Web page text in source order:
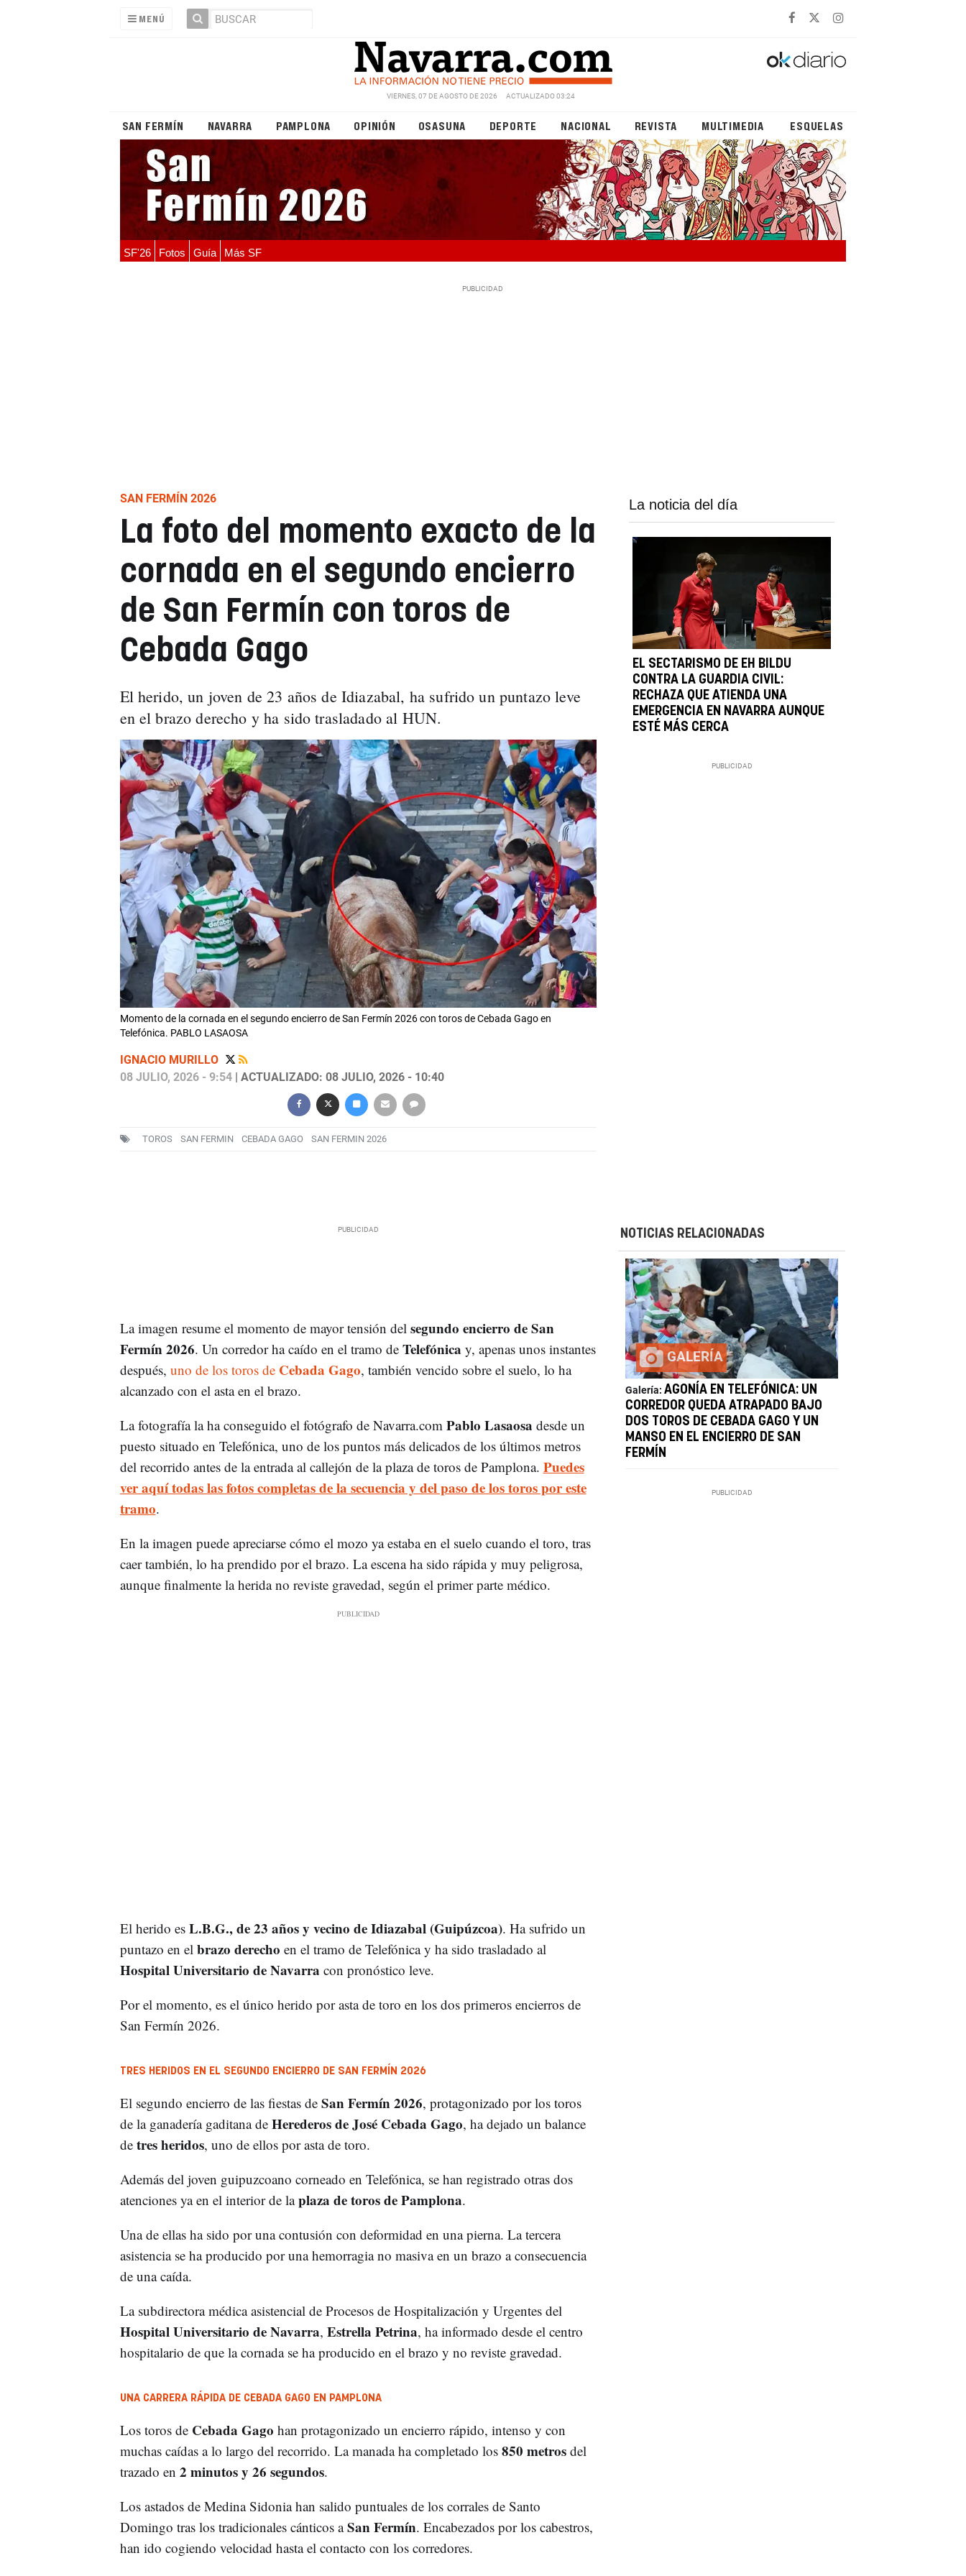
MENÚ
VIERNES, 07 DE AGOSTO DE 2026 ACTUALIZADO 03:24
SAN FERMÍN NAVARRA PAMPLONA OPINIÓN OSASUNA DEPORTE NACIONAL REVISTA MULTIMEDIA ESQUELAS
SF'26 Fotos Guía Más SF
SAN FERMÍN 2026
La foto del momento exacto de la
cornada en el segundo encierro
de San Fermín con toros de
Cebada Gago
El herido, un joven de 23 años de Idiazabal, ha sufrido un puntazo leve
en el brazo derecho y ha sido trasladado al HUN.
Momento de la cornada en el segundo encierro de San Fermín 2026 con toros de Cebada Gago en
Telefónica. PABLO LASAOSA
IGNACIO MURILLO
08 JULIO, 2026 - 9:54| ACTUALIZADO: 08 JULIO, 2026 - 10:40
TOROS SAN FERMIN CEBADA GAGO SAN FERMIN 2026
La noticia del día
EL SECTARISMO DE EH BILDU
CONTRA LA GUARDIA CIVIL:
RECHAZA QUE ATIENDA UNA
EMERGENCIA EN NAVARRA AUNQUE
ESTÉ MÁS CERCA
La imagen resume el momento de mayor tensión del segundo encierro de San
Fermín 2026. Un corredor ha caído en el tramo de Telefónica y, apenas unos instantes
después, uno de los toros de Cebada Gago, también vencido sobre el suelo, lo ha
alcanzado con el asta en el brazo.
La fotografía la ha conseguido el fotógrafo de Navarra.com Pablo Lasaosa desde un
puesto situado en Telefónica, uno de los puntos más delicados de los últimos metros
del recorrido antes de la entrada al callejón de la plaza de toros de Pamplona. Puedes
ver aquí todas las fotos completas de la secuencia y del paso de los toros por este
tramo.
En la imagen puede apreciarse cómo el mozo ya estaba en el suelo cuando el toro, tras
caer también, lo ha prendido por el brazo. La escena ha sido rápida y muy peligrosa,
aunque finalmente la herida no reviste gravedad, según el primer parte médico.
El herido es L.B.G., de 23 años y vecino de Idiazabal (Guipúzcoa). Ha sufrido un
puntazo en el brazo derecho en el tramo de Telefónica y ha sido trasladado al
Hospital Universitario de Navarra con pronóstico leve.
Por el momento, es el único herido por asta de toro en los dos primeros encierros de
San Fermín 2026.
TRES HERIDOS EN EL SEGUNDO ENCIERRO DE SAN FERMÍN 2026
El segundo encierro de las fiestas de San Fermín 2026, protagonizado por los toros
de la ganadería gaditana de Herederos de José Cebada Gago, ha dejado un balance
de tres heridos, uno de ellos por asta de toro.
Además del joven guipuzcoano corneado en Telefónica, se han registrado otras dos
atenciones ya en el interior de laplaza de toros de Pamplona.
Una de ellas ha sido por una contusión con deformidad en una pierna. La tercera
asistencia se ha producido por una hemorragia no masiva en un brazo a consecuencia
de una caída.
La subdirectora médica asistencial de Procesos de Hospitalización y Urgentes del
Hospital Universitario de Navarra, Estrella Petrina, ha informado desde el centro
hospitalario de que la cornada se ha producido en el brazo y no reviste gravedad.
UNA CARRERA RÁPIDA DE CEBADA GAGO EN PAMPLONA
Los toros de Cebada Gago han protagonizado un encierro rápido, intenso y con
muchas caídas a lo largo del recorrido. La manada ha completado los 850 metrosdel
trazado en 2 minutos y 26 segundos.
Los astados de Medina Sidonia han salido puntuales de los corrales de Santo
Domingo tras los tradicionales cánticos aSan Fermín. Encabezados por los cabestros,
han ido cogiendo velocidad hasta el contacto con los corredores.
NOTICIAS RELACIONADAS
GALERÍA
Galería: AGONÍA EN TELEFÓNICA: UN
CORREDOR QUEDA ATRAPADO BAJO
DOS TOROS DE CEBADA GAGO Y UN
MANSO EN EL ENCIERRO DE SAN
FERMÍN